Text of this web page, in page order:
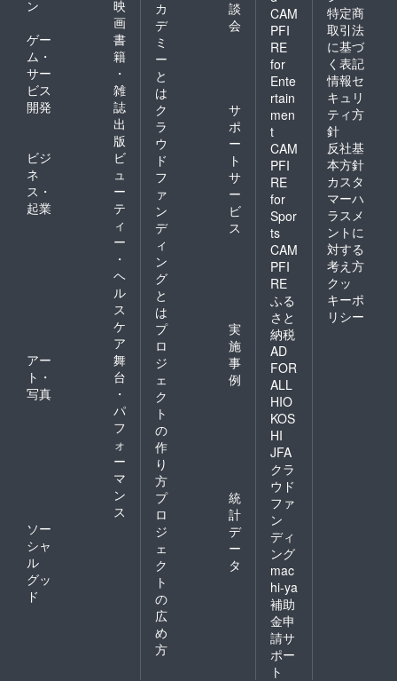
ン
映
画
ゲー
ム・
サー
ビス
開発
書
籍
・
雑
誌
出
版
ビジ
ネ
ス・
起業
ビ
ュ
ー
テ
ィ
ー
・
ヘ
ル
ス
ケ
ア
アー
ト・
写真
舞
台
・
パ
フ
ォ
ー
マ
ン
ス
ソー
シャ
ル
グッ
ド
カ
デ
ミ
ー
と
は
談
会
ク
ラ
ウ
ド
フ
ァ
ン
デ
ィ
ン
グ
と
は
サ
ポ
ー
ト
サ
ー
ビ
ス
プ
ロ
ジ
ェ
ク
ト
の
作
り
方
実
施
事
例
プ
ロ
ジ
ェ
ク
ト
の
広
め
方
統
計
デ
ー
タ
CAM
PFI
RE
for
Ente
rtain
men
t
CAM
PFI
RE
for
Spor
ts
CAM
PFI
RE
ふる
さと
納税
AD
FOR
ALL
HIO
KOS
HI
JFA
クラ
ウド
ファ
ン
ディ
ング
mac
hi-ya
補助
金申
請サ
ポー
ト
特定商
取引法
に基づ
く表記
情報セ
キュリ
ティ方
針
反社基
本方針
カスタ
マーハ
ラスメ
ントに
対する
考え方
クッ
キーポ
リシー